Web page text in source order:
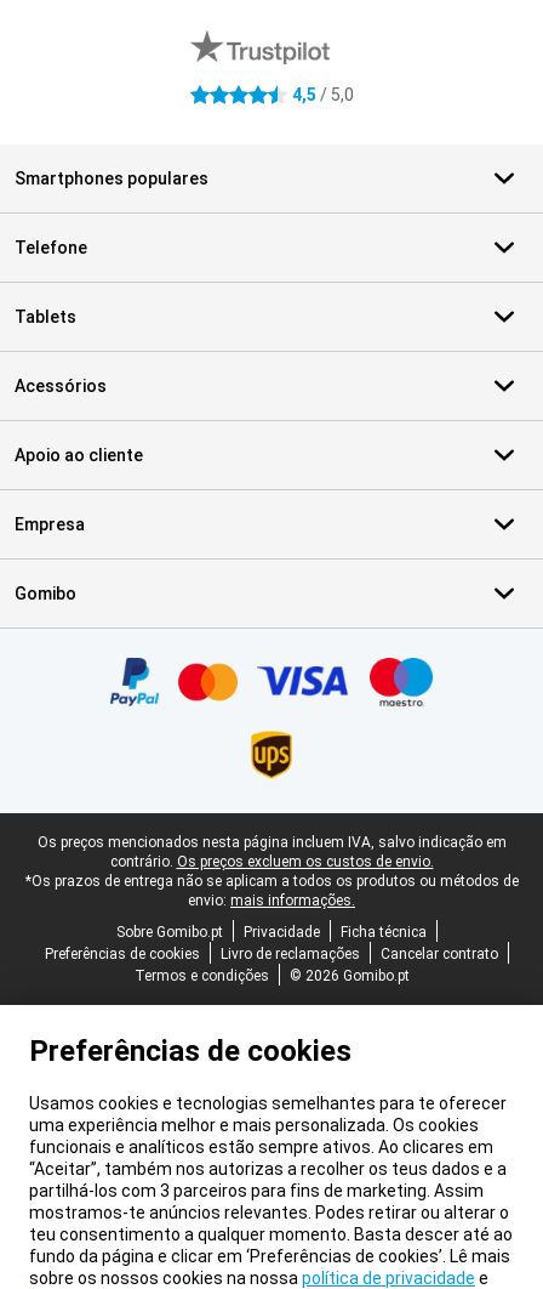
4.5 estrelas 4,5 / 5,0
Smartphones populares
Telefone
Tablets
Acessórios
Apoio ao cliente
Empresa
Gomibo
Rodapé legal
Os preços mencionados nesta página incluem IVA, salvo indicação em
contrário. Os preços excluem os custos de envio.
*Os prazos de entrega não se aplicam a todos os produtos ou métodos de
envio: mais informações.
Sobre Gomibo.pt
Privacidade
Ficha técnica
Preferências de cookies
Livro de reclamações
Cancelar contrato
Termos e condições
© 2026 Gomibo.pt
Preferências de cookies
Usamos cookies e tecnologias semelhantes para te oferecer
uma experiência melhor e mais personalizada. Os cookies
funcionais e analíticos estão sempre ativos. Ao clicares em
“Aceitar”, também nos autorizas a recolher os teus dados e a
partilhá-los com 3 parceiros para fins de marketing. Assim
mostramos-te anúncios relevantes. Podes retirar ou alterar o
teu consentimento a qualquer momento. Basta descer até ao
fundo da página e clicar em ‘Preferências de cookies’. Lê mais
sobre os nossos cookies na nossa política de privacidade e